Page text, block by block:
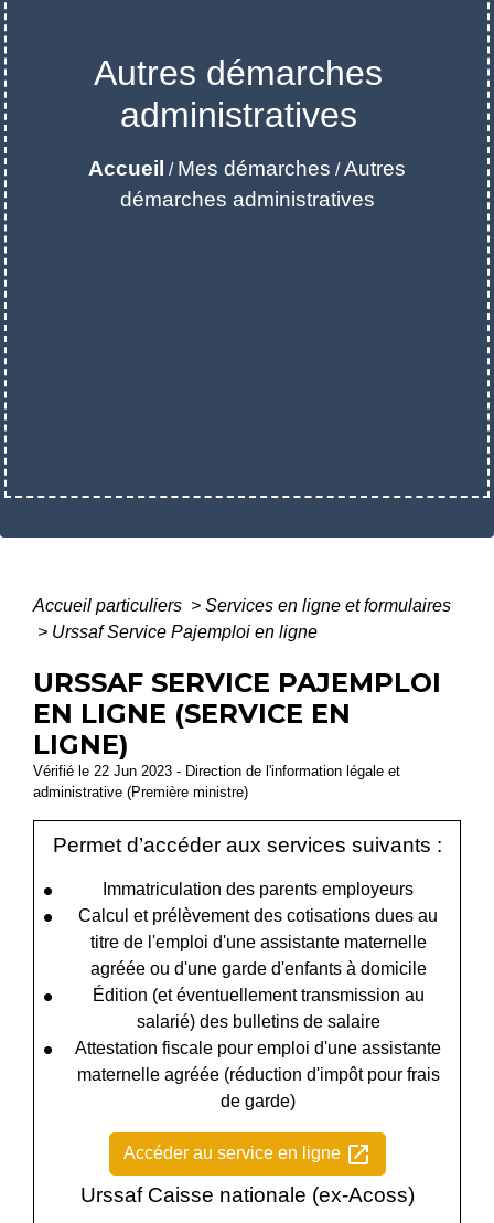
Autres démarches
administratives
Accueil / Mes démarches /Autres
démarches administratives
Accueil particuliers > Services en ligne et formulaires
> Urssaf Service Pajemploi en ligne
URSSAF SERVICE PAJEMPLOI
EN LIGNE (SERVICE EN
LIGNE)
Vérifié le 22 Jun 2023 - Direction de l'information légale et
administrative (Première ministre)
Permet d’accéder aux services suivants :
Immatriculation des parents employeurs
Calcul et prélèvement des cotisations dues au
titre de l'emploi d'une assistante maternelle
agréée ou d'une garde d'enfants à domicile
Édition (et éventuellement transmission au
salarié) des bulletins de salaire
Attestation fiscale pour emploi d'une assistante
maternelle agréée (réduction d'impôt pour frais
de garde)
Accéder au service en ligne open_in_new
Urssaf Caisse nationale (ex-Acoss)